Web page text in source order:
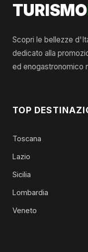
TURISMO
Scopri le bellezze
dedicato alla
ed enogastronomico
TOP
Toscana
Lazio
Sicilia
Lombardia
Veneto